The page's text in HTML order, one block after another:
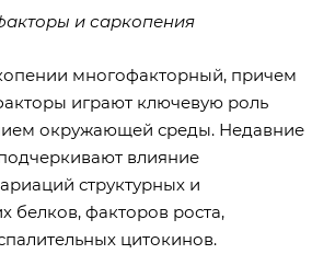
и саркопения
многофакторный, причем
играют ключевую роль
окружающей среды. Недавние
влияние
структурных и
белков, факторов роста,
цитокинов.